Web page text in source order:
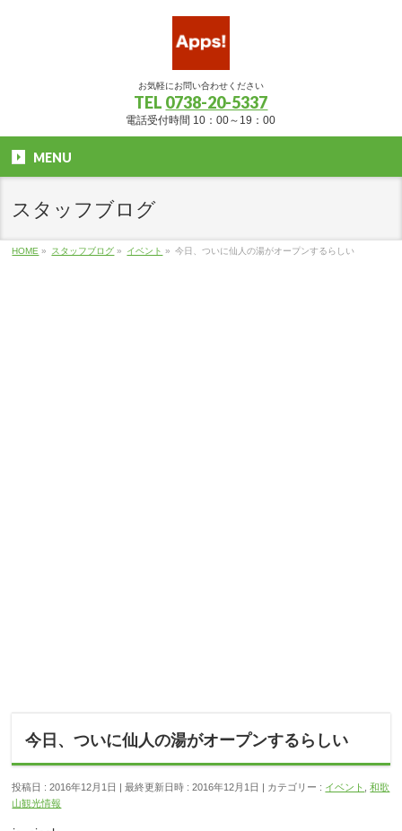
お気軽にお問い合わせください
TEL 0738-20-5337
電話受付時間 10：00～19：00
MENU
スタッフブログ
HOME » スタッフブログ » イベント » 今日、ついに仙人の湯がオープンするらしい
今日、ついに仙人の湯がオープンするらしい
投稿日 : 2016年12月1日 最終更新日時 : 2016年12月1日 カテゴリー : イベント ,和歌
山観光情報